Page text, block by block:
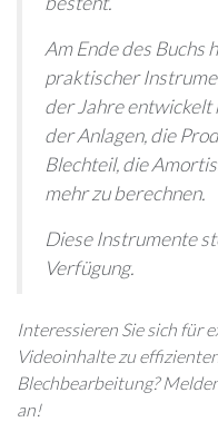
Am Ende des Buchs
praktischer
der Jahre entwickelt
der Anlagen, die
Blechteil, die
mehr zu berechnen.
Diese Instrumente
Verfügung.
Interessieren Sie sich für
Videoinhalte zu
Blechbearbeitung?
an!